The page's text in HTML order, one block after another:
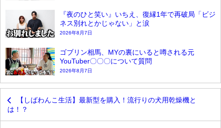
『夜のひと笑い』いちえ、復縁1年で再破局「ビジ
ネス別れとかじゃない」と涙
2026年8月7日
ゴブリン相馬、MYの裏にいると噂される元
YouTuber〇〇〇について質問
2026年8月7日
【しばわんこ生活】最新型を購入！流行りの犬用乾燥機と
は！？